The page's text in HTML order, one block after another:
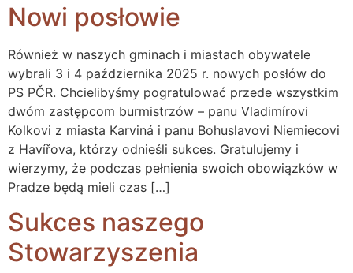
Nowi posłowie
Również w naszych gminach i miastach obywatele
wybrali 3 i 4 października 2025 r. nowych posłów do
PS PČR. Chcielibyśmy pogratulować przede wszystkim
dwóm zastępcom burmistrzów – panu Vladimírovi
Kolkovi z miasta Karviná i panu Bohuslavovi Niemiecovi
z Havířova, którzy odnieśli sukces. Gratulujemy i
wierzymy, że podczas pełnienia swoich obowiązków w
Pradze będą mieli czas […]
Sukces naszego
Stowarzyszenia